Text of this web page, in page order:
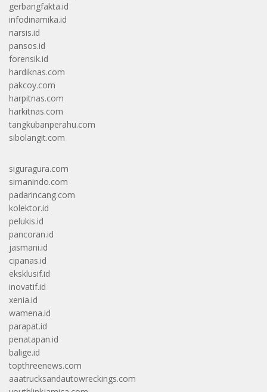
gerbangfakta.id
infodinamika.id
narsis.id
pansos.id
forensik.id
hardiknas.com
pakcoy.com
harpitnas.com
harkitnas.com
tangkubanperahu.com
sibolangit.com
siguragura.com
simanindo.com
padarincang.com
kolektor.id
pelukis.id
pancoran.id
jasmani.id
cipanas.id
eksklusif.id
inovatif.id
xenia.id
wamena.id
parapat.id
penatapan.id
balige.id
topthreenews.com
aaatrucksandautowreckings.com